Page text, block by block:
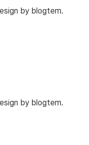
by blogtem.
by blogtem.